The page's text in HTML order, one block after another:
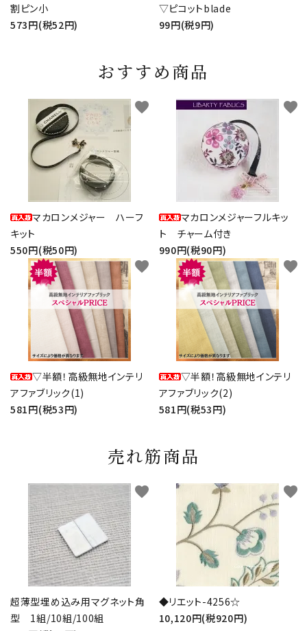
割ピン小
573円(税52円)
▽ピコットblade
99円(税9円)
おすすめ商品
マカロンメジャー ハーフ
キット
550円(税50円)
favorite
マカロンメジャーフルキッ
ト チャーム付き
990円(税90円)
favorite
▽半額！高級無地インテリ
アファブリック(1)
581円(税53円)
favorite
▽半額！高級無地インテリ
アファブリック(2)
581円(税53円)
favorite
売れ筋商品
超薄型埋め込み用マグネット角
型 1組/10組/100組
favorite
◆リエット-4256☆
10,120円(税920円)
favorite